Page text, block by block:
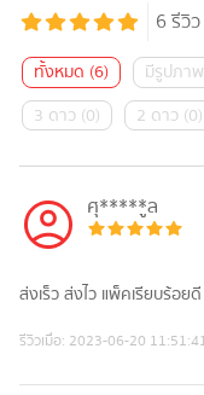
6รีวิว
ทั้งหมด (6) มีรูปภาพ
3 ดาว (0) 2 ดาว (0)
ศุ*****ูล
ส่ง​เร็ว​ ส่ง​ไว​ แพ็ค​เรียบ​ร้อย​ดี
รีวิวเมื่อ: 2023-06-20